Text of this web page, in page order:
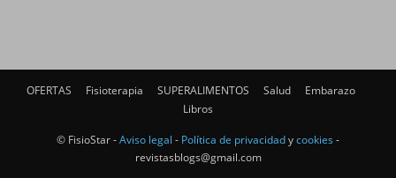
OFERTAS Fisioterapia SUPERALIMENTOS Salud
Embarazo
Libros
© FisioStar -Aviso legal - Política de privacidadycookies -
revistasblogs@gmail.com